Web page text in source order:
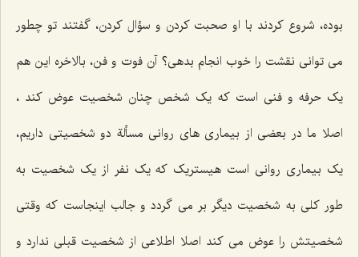
بوده، شروع کردند با او صحبت کردن و سؤال کردن، گفتند تو چطور
می توانی نقشت را خوب انجام بدهی؟ آن فوت و فن، بالاخره این هم
یک حرفه و فنی است که یک شخص چنان شخصیت عوض کند ،
اصلا ما در بعضی از بیماری های روانی مسألة دو شخصیتی داریم،
یک بیماری روانی است هیستریک که یک نفر از یک شخصیت به
طور کلی به شخصیت دیگر بر می گردد و جالب اینجاست که وقتی
شخصیتش را عوض می کند اصلا اطلاعی از شخصیت قبلی ندارد و